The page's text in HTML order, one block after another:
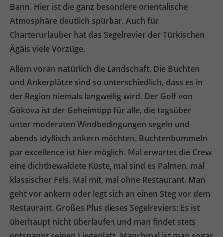
Bann. Hier ist die ganz besondere orientalische
Atmosphäre deutlich spürbar. Auch für
Charterurlauber hat das Segelrevier der Türkischen
Ägäis viele Vorzüge.
Allem voran natürlich die Landschaft. Die Buchten
und Ankerplätze sind so unterschiedlich, dass es in
der Region niemals langweilig wird. Der Golf von
Gökova ist der Geheimtipp für alle, die tagsüber
unter moderaten Windbedingungen segeln und
abends idyllisch ankern möchten. Buchtenbummeln
par excellence ist hier möglich. Mal erwartet die Crew
eine dichtbewaldete Küste, mal sind es Palmen, mal
klassischer Fels. Mal mit, mal ohne Restaurant. Man
geht vor ankern oder legt sich an einen Steg vor dem
Restaurant. Großes Plus dieses Segelreviers: Es ist
überhaupt nicht überlaufen und man findet stets